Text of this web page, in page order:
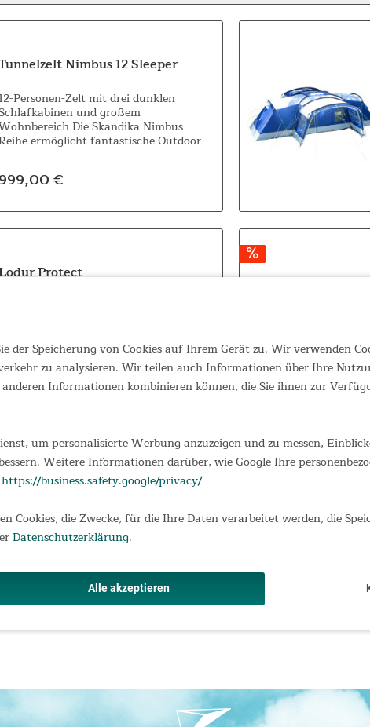
Nimbus 12 Sleeper
Personen-Zelt mit drei dunklen
und großem
Die Skandika Nimbus
Reihe ermöglicht fantastische Outdoor-
Bewegungsfreiheit verzichten...
999,00 €
Protect
Jahrhunderten von vielen Völkern
und bewohnt. Die ungewöhnliche
Raumhöhe beeindruckt jeden Besucher,
das Zelt zum...
€UVP 949,00 €
Pavillon Ascot 426 Technische
Ascot 426 Technische
Der Skandika Pavillon Ascot
der ideale Begleiter für den
der zuverlässig vor Regen
und Sonne schützt. Der große
kuppelförmige Pavillon ist...
UVP 299,00 €
der Speicherung von Cookies auf Ihrem Gerät zu. Wir verwenden
zu analysieren. Wir teilen auch Informationen über Ihre
Informationen kombinieren können, die Sie ihnen zur
um personalisierte Werbung anzuzeigen und zu messen,
Weitere Informationen darüber, wie Google Ihre
https://business.safety.google/privacy/
Cookies, die Zwecke, für die Ihre Daten verarbeitet werden, die
Datenschutzerklärung.
Alle akzeptieren